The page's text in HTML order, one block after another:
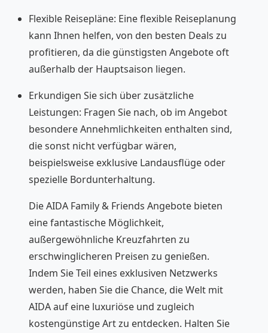
Flexible Reisepläne: Eine flexible Reiseplanung
kann Ihnen helfen, von den besten Deals zu
profitieren, da die günstigsten Angebote oft
außerhalb der Hauptsaison liegen.
Erkundigen Sie sich über zusätzliche
Leistungen: Fragen Sie nach, ob im Angebot
besondere Annehmlichkeiten enthalten sind,
die sonst nicht verfügbar wären,
beispielsweise exklusive Landausflüge oder
spezielle Bordunterhaltung.
Die AIDA Family & Friends Angebote bieten
eine fantastische Möglichkeit,
außergewöhnliche Kreuzfahrten zu
erschwinglicheren Preisen zu genießen.
Indem Sie Teil eines exklusiven Netzwerks
werden, haben Sie die Chance, die Welt mit
AIDA auf eine luxuriöse und zugleich
kostengünstige Art zu entdecken. Halten Sie